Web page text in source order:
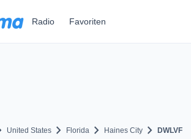
Radio Favoriten
United States chevron_right Florida chevron_right Haines City chevron_right DWLVF